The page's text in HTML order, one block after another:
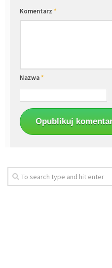
Komentarz *
Nazwa*